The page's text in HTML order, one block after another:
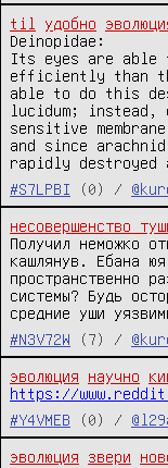
til удобно
Deinopidae:
Its eyes are able
efficiently than
able to do this
lucidum;
sensitive
and since
rapidly destroyed
#S7LPBI
(0) /
несовершенство
Получил неможко
кашлянув. Ебана
пространственно
системы? Будь
средние уши
#N3V72W
(7) /
эволюция научно
https://
#Y4VMEB
(0) /
эволюция звери